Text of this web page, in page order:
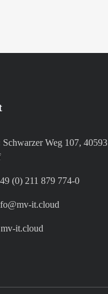
Schwarzer Weg 107, 40593
(0) 211 879 774-0
it.cloud
mv-it.cloud